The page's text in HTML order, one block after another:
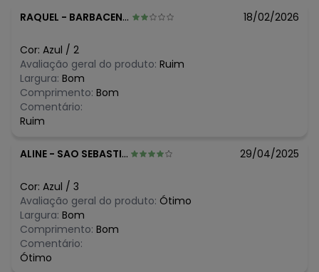
algum dia do mês, para o menor tamanho disponível.
julho/2026
junho/2026
maio/2026
abril/2026
março/2026
fevereiro/2026
RAQUEL - BARBACENA - MG 18/02/2026
Cor: Azul / 2
Avaliação geral do produto: Ruim
Largura: Bom
Comprimento: Bom
Comentário:
Ruim
ALINE - SAO SEBASTIAO DO ANTA - MG 29/04/2025
Cor: Azul / 3
Avaliação geral do produto: Ótimo
Largura: Bom
Comprimento: Bom
Comentário:
Ótimo